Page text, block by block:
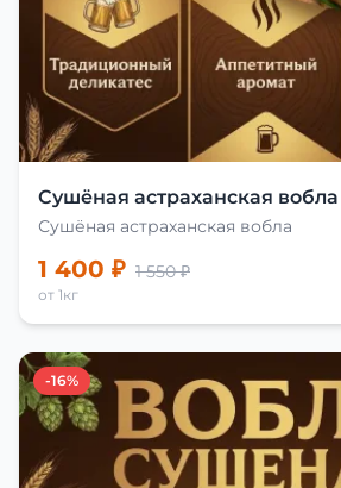
Сушёная астраханская вобла
Сушёная астраханская вобла
1 400 ₽ 1 550 ₽
от 1кг
-16%